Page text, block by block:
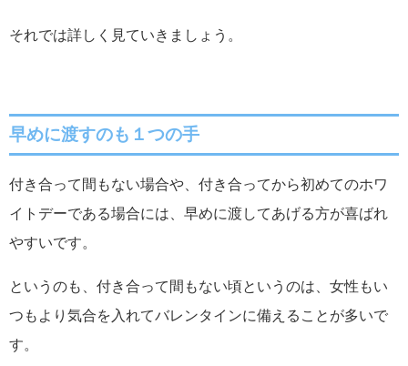
それでは詳しく見ていきましょう。
早めに渡すのも１つの手
付き合って間もない場合や、付き合ってから初めてのホワ
イトデーである場合には、早めに渡してあげる方が喜ばれ
やすいです。
というのも、付き合って間もない頃というのは、女性もい
つもより気合を入れてバレンタインに備えることが多いで
す。